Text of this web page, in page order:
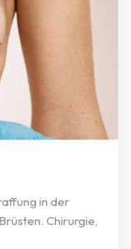
in der
Chirurgie,